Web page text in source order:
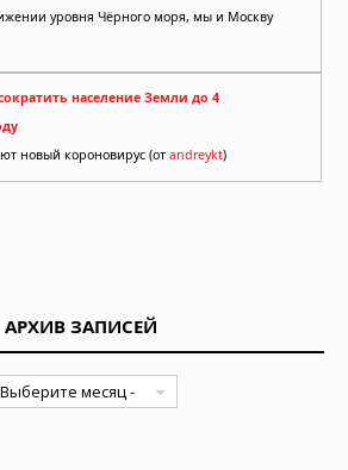
уровня Чёрного моря, мы и Москву
население Земли до 4
новый короновирус (от andreykt)
АРХИВ ЗАПИСЕЙ